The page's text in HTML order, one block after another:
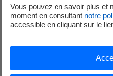
accumulée est ainsi toujours
vous l'utilisiez. Sa durée de
ans.
Cette solution, contrairement
bénéficie pas des différentes
n’est donc à ne retenir
Vous pouvez en savoir plus et
moment en consultant notre
accessible en cliquant sur le